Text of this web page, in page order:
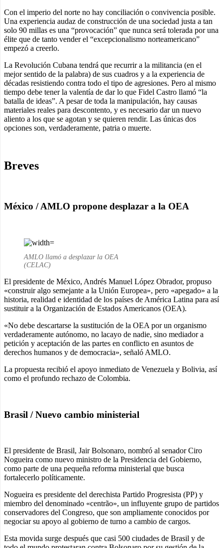
Con el imperio del norte no hay conciliación o convivencia posible.
Una experiencia audaz de construcción de una sociedad justa a tan
solo 90 millas es una “provocación” que nunca será tolerada por una
élite que de tanto vender el “excepcionalismo norteamericano”
empezó a creerlo.
La Revolución Cubana tendrá que recurrir a la militancia (en el
mejor sentido de la palabra) de sus cuadros y a la experiencia de
décadas resistiendo contra todo el tipo de agresiones. Pero al mismo
tiempo debe tener la valentía de dar lo que Fidel Castro llamó “la
batalla de ideas”. A pesar de toda la manipulación, hay causas
materiales reales para descontento, y es necesario dar un nuevo
aliento a los que se agotan y se quieren rendir. Las únicas dos
opciones son, verdaderamente, patria o muerte.
Breves
México / AMLO propone desplazar a la OEA
AMLO llamó a desplazar la OEA
(CELAC)
El presidente de México, Andrés Manuel López Obrador, propuso
«construir algo semejante a la Unión Europea», pero «apegado» a la
historia, realidad e identidad de los países de América Latina para así
sustituir a la Organización de Estados Americanos (OEA).
«No debe descartarse la sustitución de la OEA por un organismo
verdaderamente autónomo, no lacayo de nadie, sino mediador a
petición y aceptación de las partes en conflicto en asuntos de
derechos humanos y de democracia», señaló AMLO.
La propuesta recibió el apoyo inmediato de Venezuela y Bolivia, así
como el profundo rechazo de Colombia.
Brasil / Nuevo cambio ministerial
El presidente de Brasil, Jair Bolsonaro, nombró al senador Ciro
Nogueira como nuevo ministro de la Presidencia del Gobierno,
como parte de una pequeña reforma ministerial que busca
fortalecerlo políticamente.
Nogueira es presidente del derechista Partido Progresista (PP) y
miembro del denominado «centrão», un influyente grupo de partidos
conservadores del Congreso, que son ampliamente conocidos por
negociar su apoyo al gobierno de turno a cambio de cargos.
Esta movida surge después que casi 500 ciudades de Brasil y de